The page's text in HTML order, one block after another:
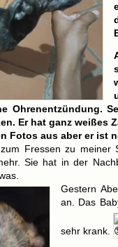
Ohrenentzündung.
Er hat ganz weißes
Fotos aus aber er ist
Fressen zu meiner
Sie hat in der
Gestern
an. Das
sehr krank.